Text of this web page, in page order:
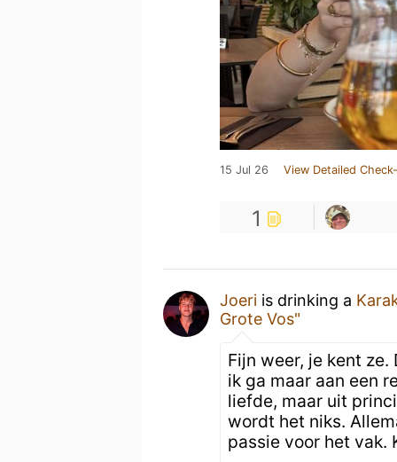
15 Jul 26 View Detailed
1
Joeri is drinking a
Grote Vos"
Fijn weer, je kent
ik ga maar aan een
liefde, maar uit
wordt het niks.
passie voor het vak.